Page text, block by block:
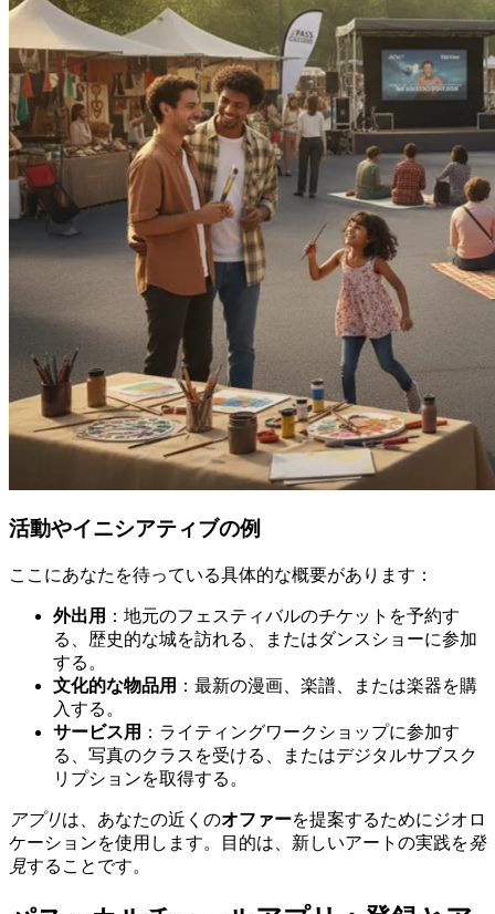
活動やイニシアティブの例
ここにあなたを待っている具体的な概要があります：
外出用 ：地元のフェスティバルのチケットを予約す
る、歴史的な城を訪れる、またはダンスショーに参加
する。
文化的な物品用 ：最新の漫画、楽譜、または楽器を購
入する。
サービス用 ：ライティングワークショップに参加す
る、写真のクラスを受ける、またはデジタルサブスク
リプションを取得する。
アプリは、あなたの近くのオファーを提案するためにジオロ
ケーションを使用します。目的は、新しいアートの実践を発
見することです。